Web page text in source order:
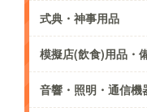
式典・神事用品
模擬店(飲食)用品・
音響・照明・通信機